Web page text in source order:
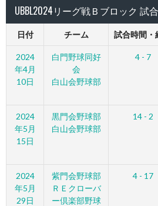
UBBL2024リーグ戦Ｂブロック 試
日付 チーム 試合時間・
2024
年4月
10日
白門野球同好
会
白山会野球部
4 - 7
2024
年5月
15日
黒門会野球部
白山会野球部
14 - 2
2024
年5月
29日
紫門会野球部
ＲＥクローバ
ー倶楽部野球
4 - 17